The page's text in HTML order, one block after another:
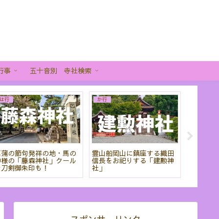
事 五十音別 寺社検索
は行
の節句発祥の地・馬の
の「藤森神社」クール
剣御朱印も！
か行
霊山船岡山に鎮座する織田
信長をお祀りする「建勲神
社」